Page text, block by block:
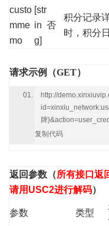
custo
mme
mo
[str
in
g]
否
积分记录
时，积分
请求示例（GET）
http://
牌
复制代码
返回参数 （所有接口返
请用USC2进行解码）
参数 类型